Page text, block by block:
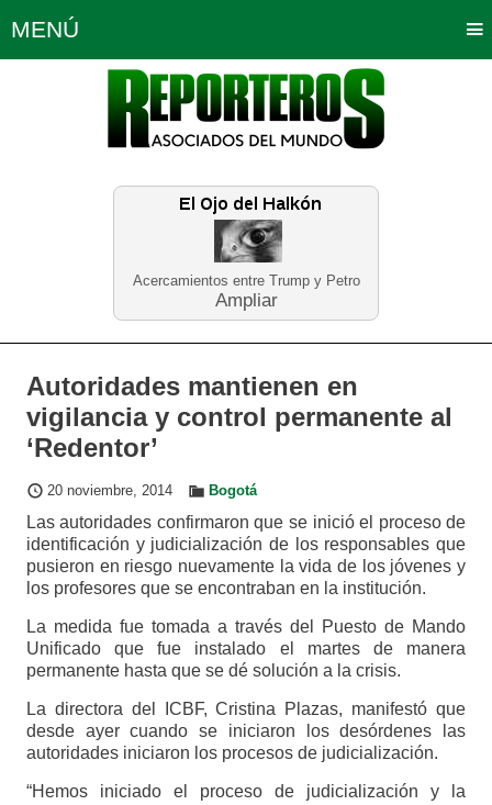
Acercamientos entre Trump y Petro
Ampliar
MENÚ
Política Opinión Bogotá
Planeta Tierra Deportes
Educación Neira
Autoridades mantienen en
vigilancia y control permanente al
‘Redentor’
20 noviembre, 2014 Bogotá
Las autoridades confirmaron que se inició el proceso de
identificación y judicialización de los responsables que
pusieron en riesgo nuevamente la vida de los jóvenes y
los profesores que se encontraban en la institución.
La medida fue tomada a través del Puesto de Mando
Unificado que fue instalado el martes de manera
permanente hasta que se dé solución a la crisis.
La directora del ICBF, Cristina Plazas, manifestó que
desde ayer cuando se iniciaron los desórdenes las
autoridades iniciaron los procesos de judicialización.
“Hemos iniciado el proceso de judicialización y la